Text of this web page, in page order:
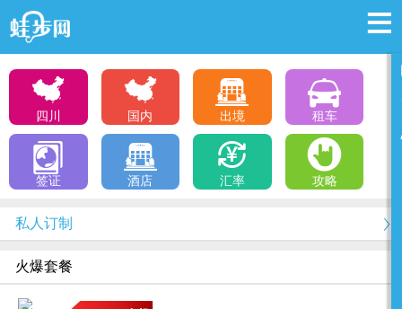
四川 国内 出境 租车
签证 酒店 汇率 攻略
私人订制
火爆套餐